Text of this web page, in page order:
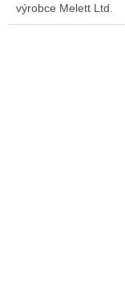
výrobce Melett Ltd.